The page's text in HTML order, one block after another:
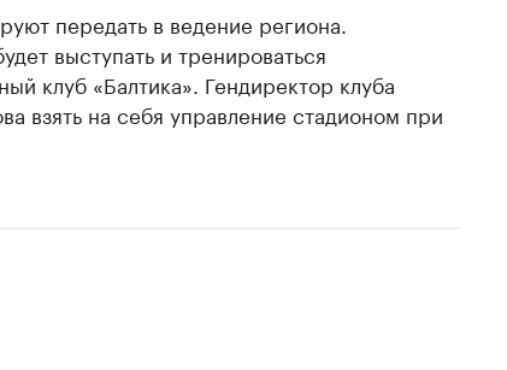
передать в ведение региона.
выступать и тренироваться
клуб «Балтика». Гендиректор клуба
взять на себя управление стадионом при